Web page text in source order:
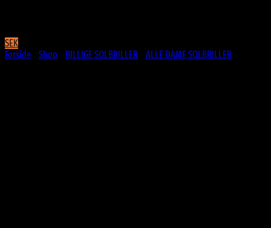
SEK
Forside
Shop BILLIGE SOLBRILLER ALLE DAME SOLBRILLER